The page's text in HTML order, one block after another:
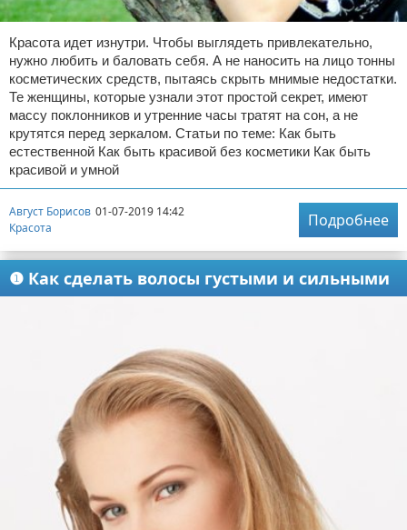
Красота идет изнутри. Чтобы выглядеть привлекательно,
нужно любить и баловать себя. А не наносить на лицо тонны
косметических средств, пытаясь скрыть мнимые недостатки.
Те женщины, которые узнали этот простой секрет, имеют
массу поклонников и утренние часы тратят на сон, а не
крутятся перед зеркалом. Статьи по теме: Как быть
естественной Как быть красивой без косметики Как быть
красивой и умной
Август Борисов 01-07-2019 14:42
Красота
Подробнее
❶ Как сделать волосы густыми и сильными